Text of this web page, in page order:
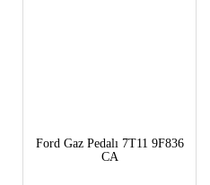
Ford Gaz Pedalı 7T11 9F836
CA